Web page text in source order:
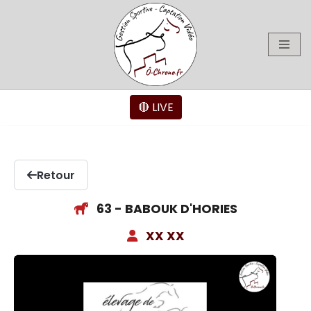
🔴 LIVE
Retour
63 - BABOUK D'HORIES
XX XX